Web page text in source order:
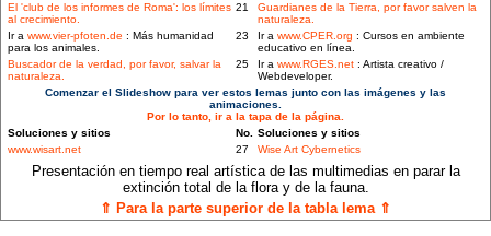
El 'club de los informes de Roma': los límites
al crecimiento.
21
Guardianes de la Tierra, por favor salven la
naturaleza.
Ir a www.vier-pfoten.de : Más humanidad
para los animales.
23 Ir a www.CPER.org : Cursos en ambiente
educativo en línea.
Buscador de la verdad, por favor, salvar la
naturaleza.
25 Ir a www.RGES.net : Artista creativo /
Webdeveloper.
Comenzar el Slideshow para ver estos lemas junto con las imágenes y las
animaciones.
Por lo tanto, ir a la tapa de la página.
Soluciones y sitios
No. Soluciones y sitios
www.wisart.net
27 Wise Art Cybernetics
Presentación en tiempo real artística de las multimedias en parar la
extinción total de la flora y de la fauna.
⇑ Para la parte superior de la tabla lema ⇑